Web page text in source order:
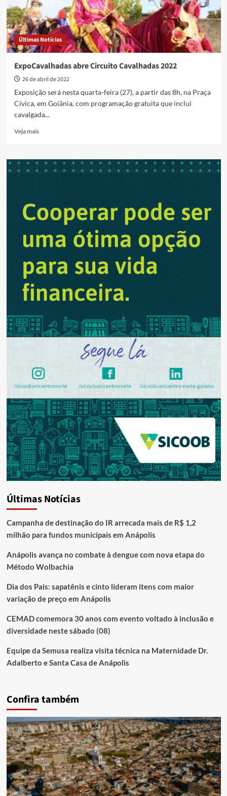
Últimas Notícias
ExpoCavalhadas abre Circuito Cavalhadas 2022
26 de abril de 2022
Exposição será nesta quarta-feira (27), a partir das 8h, na Praça
Cívica, em Goiânia, com programação gratuita que inclui
cavalgada...
Veja maisRead
ExpoCavalhadas
abre
Últimas Notícias
Campanha de destinação do IR arrecada mais de R$ 1,2
milhão para fundos municipais em Anápolis
Anápolis avança no combate à dengue com nova etapa do
Método Wolbachia
Dia dos Pais: sapatênis e cinto lideram itens com maior
variação de preço em Anápolis
CEMAD comemora 30 anos com evento voltado à inclusão e
diversidade neste sábado (08)
Equipe da Semusa realiza visita técnica na Maternidade Dr.
Adalberto e Santa Casa de Anápolis
Confira também